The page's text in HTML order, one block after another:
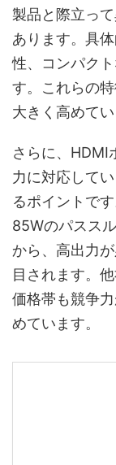
製品と際立っ
あります。具
性、コンパク
す。これらの
大きく高めてい
さらに、HDMI
力に対応して
るポイントで
85Wのパスス
から、高出力
目されます。
価格帯も競争
めています。